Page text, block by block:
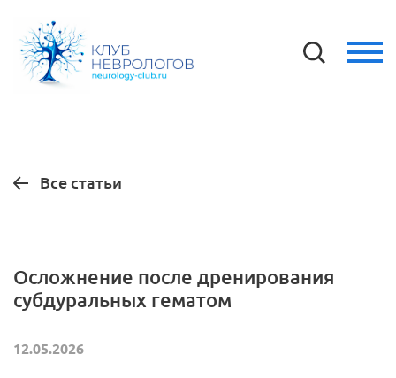
Все статьи
Осложнение после дренирования
субдуральных гематом
12.05.2026